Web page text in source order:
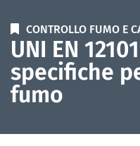
CONTROLLO FUMO E
UNI EN
specifiche
fumo